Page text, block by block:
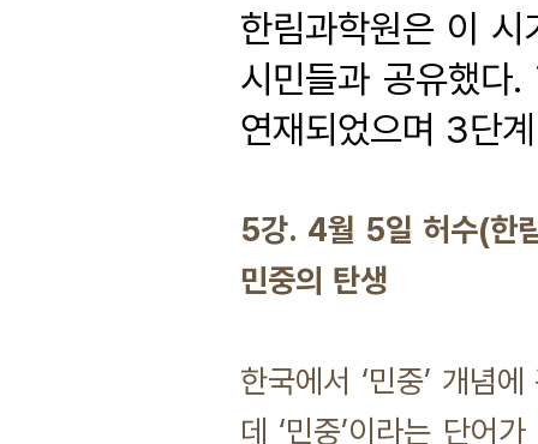
한림과학원은 이
시민들과 공유했다
연재되었으며 3단
5강. 4월 5일 허수(한
민중의 탄생
한국에서 ‘민중’ 개념
데 ‘민중’이라는 단어